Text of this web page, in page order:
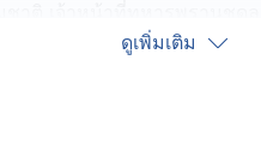
ทิ้งสิ่งของ ก่อนจะวิ่งหลบหนีข้
ดูเพิ่มเติม